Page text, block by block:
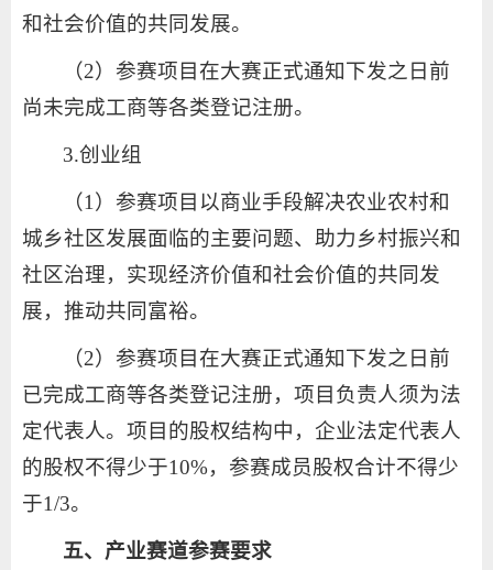
和社会价值的共同发展。
（2）参赛项目在大赛正式通知下发之日前
尚未完成工商等各类登记注册。
3.创业组
（1）参赛项目以商业手段解决农业农村和
城乡社区发展面临的主要问题、助力乡村振兴和
社区治理，实现经济价值和社会价值的共同发
展，推动共同富裕。
（2）参赛项目在大赛正式通知下发之日前
已完成工商等各类登记注册，项目负责人须为法
定代表人。项目的股权结构中，企业法定代表人
的股权不得少于10%，参赛成员股权合计不得少
于1/3。
五、产业赛道参赛要求